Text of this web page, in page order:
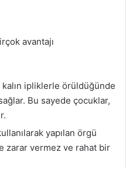
avantajı
kalın ipliklerle örüldüğünde
Bu sayede çocuklar,
yapılan örgü
zarar vermez ve rahat bir